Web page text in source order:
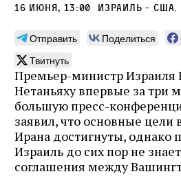
16 июня, 13:00 Израиль - США,
Отправить Поделиться
Твитнуть
Премьер-министр Израиля
Нетаньяху впервые за три
большую пресс-
заявил, что основные цели
Ирана достигнуты, однако
Израиль до сих пор не
соглашения между